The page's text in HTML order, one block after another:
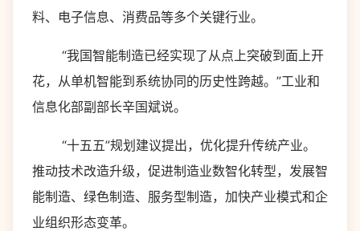
料、电子信息、消费品等多个关键行业。
“我国智能制造已经实现了从点上突破到面上开
花，从单机智能到系统协同的历史性跨越。”工业和
信息化部副部长辛国斌说。
“十五五”规划建议提出，优化提升传统产业。
推动技术改造升级，促进制造业数智化转型，发展智
能制造、绿色制造、服务型制造，加快产业模式和企
业组织形态变革。